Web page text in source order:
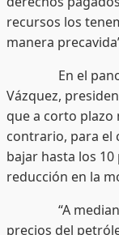
recursos los
manera
En el
Vázquez,
que a corto plazo
contrario, para el
bajar hasta los
reducción en la
“A mediano
precios del